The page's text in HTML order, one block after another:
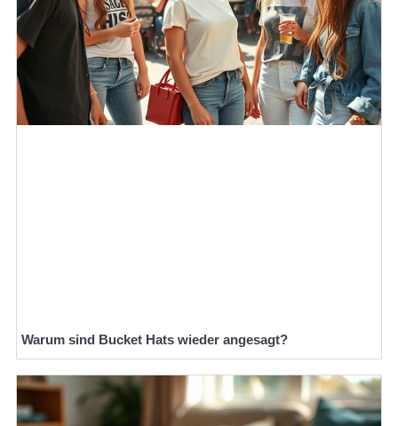
Warum sind Bucket Hats wieder angesagt?